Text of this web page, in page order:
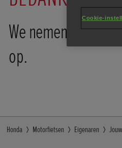
We nemen spoedig
op.
Honda Motorfietsen Eigenaren
Cookie-